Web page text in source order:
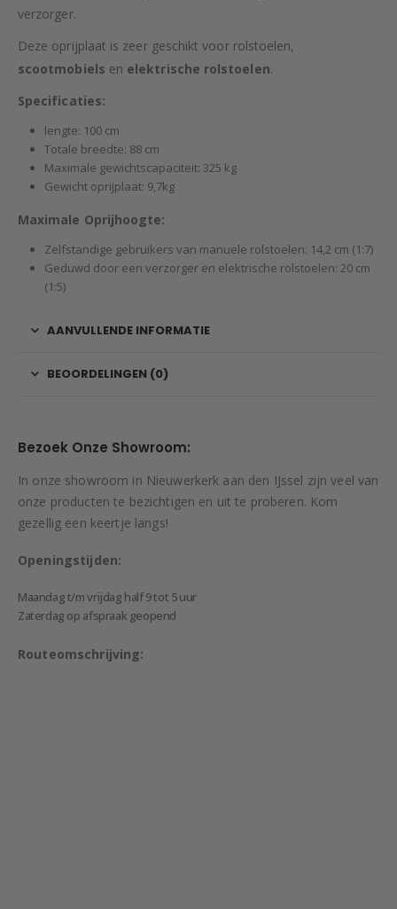
verzorger.
Deze oprijplaat is zeer geschikt voor rolstoelen,
scootmobiels en elektrische rolstoelen.
Specificaties:
lengte: 100 cm
Totale breedte: 88 cm
Maximale gewichtscapaciteit: 325 kg
Gewicht oprijplaat: 9,7kg
Maximale Oprijhoogte:
Zelfstandige gebruikers van manuele rolstoelen: 14,2 cm (1:7)
Geduwd door een verzorger en elektrische rolstoelen: 20 cm
(1:5)
AANVULLENDE INFORMATIE
BEOORDELINGEN (0)
Bezoek Onze Showroom:
In onze showroom in Nieuwerkerk aan den IJssel zijn veel van
onze producten te bezichtigen en uit te proberen. Kom
gezellig een keertje langs!
Openingstijden:
Maandag t/m vrijdag half 9 tot 5 uur
Zaterdag op afspraak geopend
Routeomschrijving: